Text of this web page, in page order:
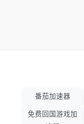
番茄加速器
免费回国游戏加